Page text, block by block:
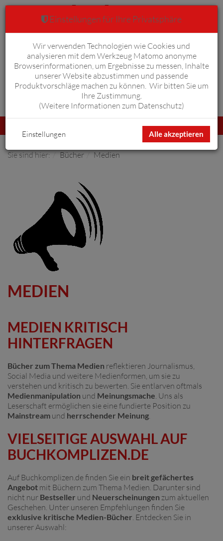
Anmelden Warenkorb 0
umschalten
Sie sind hier: Bücher Medien
MEDIEN
MEDIEN KRITISCH
HINTERFRAGEN
Bücher zum Thema Medien reflektieren Journalismus,
Social Media und weitere Medienformen, um sie zu
verstehen und kritisch zu bewerten. Sie entlarven oftmals
Medienmanipulation und Meinungsmache . Uns als
Leserschaft ermöglichen sie eine fundierte Position zu
Mainstream und herrschender Meinung
VIELSEITIGE AUSWAHL AUF
BUCHKOMPLIZEN.DE
Auf Buchkomplizen.de finden Sie ein breit gefächertes
Angebot mit Büchern zum Thema Medien. Darunter sind
nicht nur Bestseller und Neuerscheinungen zum aktuellen
Geschehen. Unter unseren Empfehlungen finden Sie
exklusive kritische Medien-Bücher . Entdecken Sie in
unserer Auswahl:
Einstellungen für Ihre Privatsphäre
Wir verwenden Technologien wie Cookies und
analysieren mit dem Werkzeug Matomo anonyme
Browserinformationen, um Ergebnisse zu messen, Inhalte
unserer Website abzustimmen und passende
Produktvorschläge machen zu können. Wir bitten Sie um
Ihre Zustimmung.
(Weitere Informationen zum Datenschutz)
Alle akzeptieren
Einstellungen